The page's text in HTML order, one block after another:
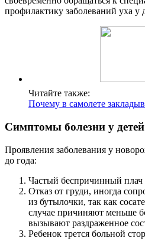
профилактику заболеваний уха у
Читайте также:
Почему в самолете
Симптомы болезни у детей
Проявления заболевания у
до года:
Частый беспричинный плач
Отказ от груди, иногда
из бутылочки, так как
случае причиняют меньше
вызывают раздраженное
Ребенок трется больной